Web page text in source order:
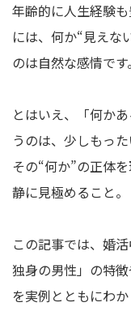
年齢的に人生経験
には、何か“見えな
のは自然な感情です。
とはいえ、「何か
うのは、少しもっ
その“何か”の正体
静に見極めること。
この記事では、婚
独身の男性」の特
を実例とともにわ